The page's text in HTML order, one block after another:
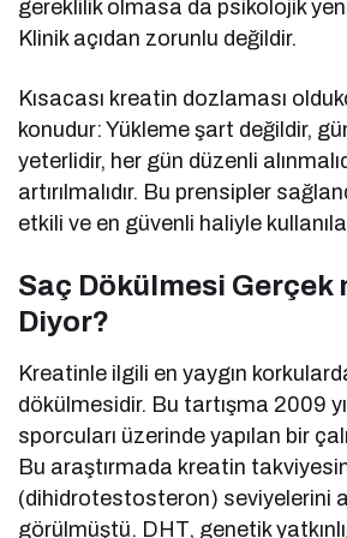
gereklilik olmasa da psikolojik
Klinik açıdan zorunlu değildir.
Kısacası kreatin dozlaması
konudur: Yükleme şart değildir,
yeterlidir, her gün düzenli
artırılmalıdır. Bu prensipler
etkili ve en güvenli haliyle
Saç Dökülmesi Gerçek
Diyor?
Kreatinle ilgili en yaygın
dökülmesidir. Bu tartışma 2009
sporcuları üzerinde yapılan bir
Bu araştırmada kreatin
(dihidrotestosteron) seviyelerini
görülmüştü. DHT, genetik